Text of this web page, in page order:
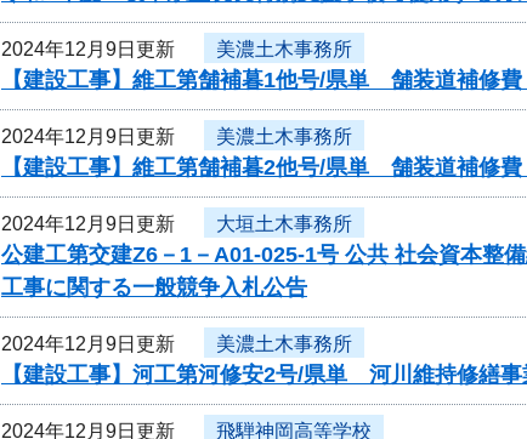
2024年12月9日更新 美濃土木事務所
【建設工事】維工第舗補暮1他号/県単 舗装道補修
2024年12月9日更新 美濃土木事務所
【建設工事】維工第舗補暮2他号/県単 舗装道補修
2024年12月9日更新 大垣土木事務所
公建工第交建Z6－1－A01-025-1号 公共 社会資本
工事に関する一般競争入札公告
2024年12月9日更新 美濃土木事務所
【建設工事】河工第河修安2号/県単 河川維持修繕
2024年12月9日更新 飛騨神岡高等学校